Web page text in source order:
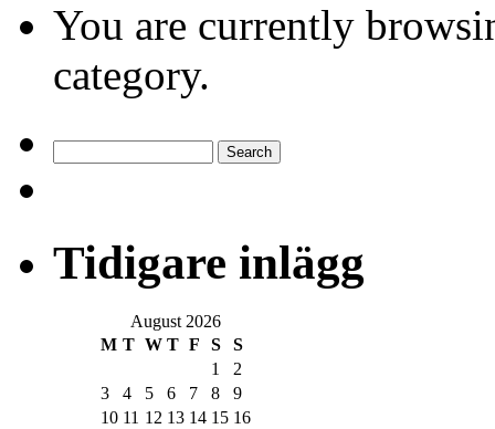
You are currently
category.
Tidigare inlägg
August 2026
M T W T F S S
1
2
3
4 5 6 7 8
9
10 11 12 13 14 15 16